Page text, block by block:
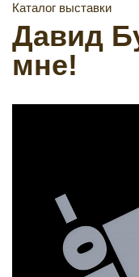
Каталог выставки
Давид
мне!